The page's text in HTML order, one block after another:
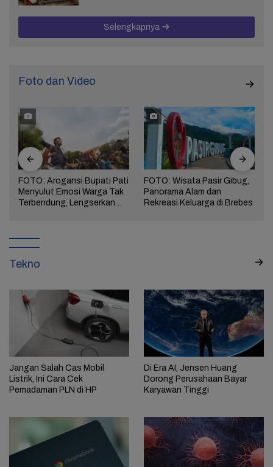
Selengkapnya
Foto dan Video
FOTO: Arogansi Bupati Pati
Menyulut Emosi Warga Tak
Terbendung, Lengserkan
FOTO: Wisata Pasir Gibug,
Panorama Alam dan
Rekreasi Keluarga di Brebes
Tekno
Jangan Salah Cas Mobil
Listrik, Ini Cara Cek
Pemadaman PLN di HP
Di Era AI, Jensen Huang
Dorong Perusahaan Bayar
Karyawan Tinggi